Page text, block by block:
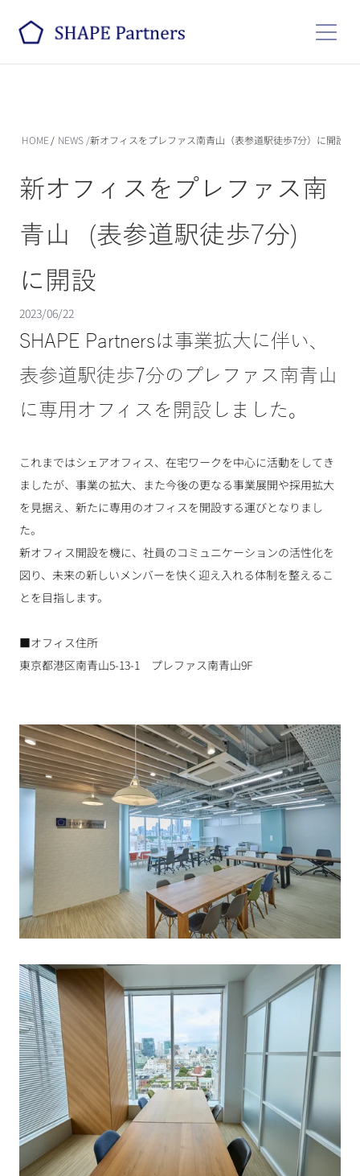
HOME / NEWS /新オフィスをプレファス南青山（表参道駅徒歩7分）に開設
新オフィスをプレファス南
青山（表参道駅徒歩7分）
に開設
2023/06/22
SHAPE Partnersは事業拡大に伴い、
表参道駅徒歩7分のプレファス南青山
に専用オフィスを開設しました。
これまではシェアオフィス、在宅ワークを中心に活動をしてき
ましたが、事業の拡大、また今後の更なる事業展開や採用拡大
を見据え、新たに専用のオフィスを開設する運びとなりまし
た。
新オフィス開設を機に、社員のコミュニケーションの活性化を
図り、未来の新しいメンバーを快く迎え入れる体制を整えるこ
とを目指します。
■オフィス住所
東京都港区南青山5-13-1　プレファス南青山9F